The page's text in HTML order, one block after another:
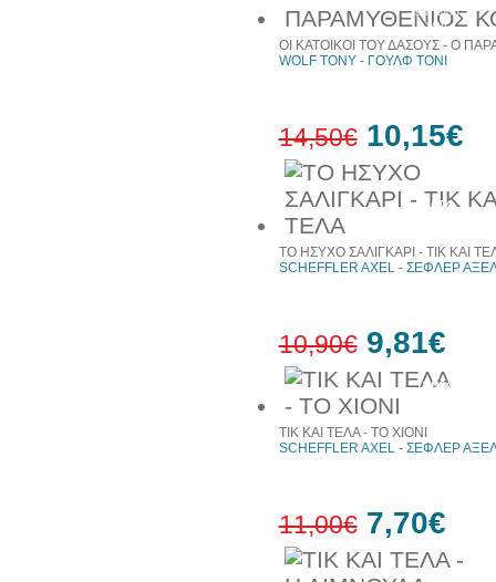
έκπτωση
web
30%
ΟΙ ΚΑΤΟΙΚΟΙ ΤΟΥ ΔΑΣΟΥΣ - Ο
WOLF TONY - ΓΟΥΛΦ ΤΟΝΙ
14,50€ 10,15€
10%
ΤΟ ΗΣΥΧΟ ΣΑΛΙΓΚΑΡΙ - ΤΙΚ ΚΑΙ
SCHEFFLER AXEL - ΣΕΦΛΕΡ
10,90€ 9,81€
ΤΙΚ ΚΑΙ ΤΕΛΑ - ΤΟ ΧΙΟΝΙ
SCHEFFLER AXEL - ΣΕΦΛΕΡ
11,00€ 7,70€